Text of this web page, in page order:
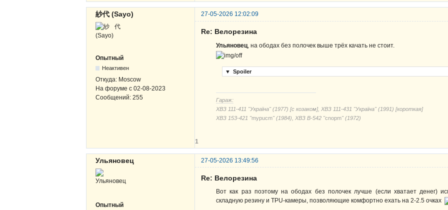
紗代 (Sayo) 27-05-2026 12:02:09
Опытный
Неактивен
Откуда: Moscow
На форуме с 02-08-2023
Сообщений: 255
Re: Велорезина
Ульяновец , на ободах без полочек выше трёх качать не стоит.
▼ Spoiler
Гараж:
ХВЗ 111-411 "Україна" (1977) [с козаком], ХВЗ 111-431 "Україна" (1991) [короткая]
ХВЗ 153-421 "mypucm" (1984), ХВЗ В-542 "cnорm" (1972)
1
Ульяновец 27-05-2026 13:49:56
Опытный
Re: Велорезина
Вот как раз поэтому на ободах без полочек лучше (если хватает денег)
складную резину и TPU-камеры, позволяющие комфортно ехать на 2-2.5 очках